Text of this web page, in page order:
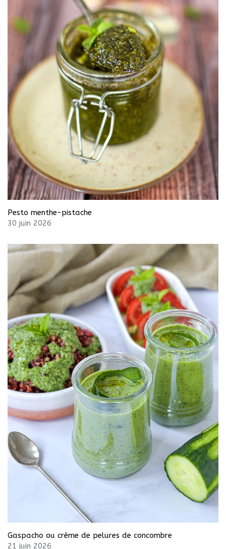
Pesto menthe-pistache
30 juin 2026
Gaspacho ou crème de pelures de concombre
21 juin 2026